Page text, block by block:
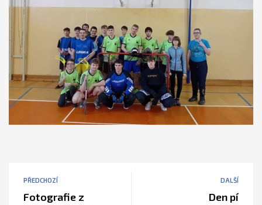
PŘEDCHOZÍ
Fotografie z
DALŠÍ
Den pí